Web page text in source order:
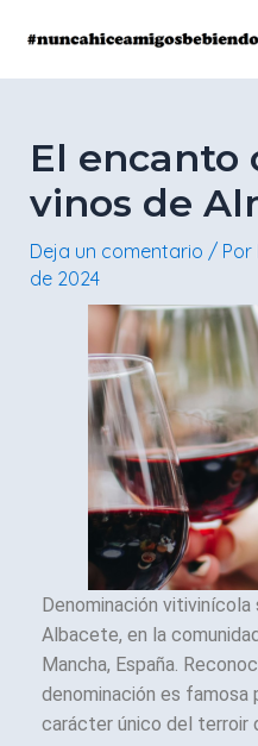
contenido
El encanto
vinos de
Deja un comentario / Por
de 2024
Denominación
Albacete, en la
Mancha, España.
denominación es famosa
carácter único del terroir
de
entradas